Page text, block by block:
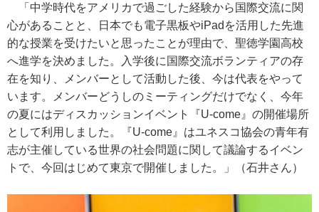
「中学時代をアメリカで過ごした経験から国際交流に関
心があることと、日本でも電子黒板やiPadを活用した先進
的な授業を受けたいと思ったことが理由で、聖徳学園高校
へ進学を決めました。入学後に国際交流ボランティアの存
在を知り、メンバーとして活動した後、今は代表をやって
います。メンバーどうしのミーティングだけでなく、今年
の夏にはディスカッションイベント『U-come』の開催場所
として利用しました。『U-come』はユネスコ協会の青年有
志が主催している世界の社会問題に関して議論するイベン
トで、今回はじめて東京で開催しました。」（石井さん）